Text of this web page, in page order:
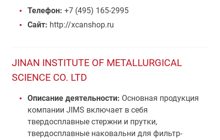
Телефон: +7 (495) 165-2995
Сайт: http://xcanshop.ru
JINAN INSTITUTE OF METALLURGICAL
SCIENCE CO. LTD
Описание деятельности: Основная продукция
компании JIMS включает в себя
твердосплавные стержни и прутки,
твердосплавные наковальни для фильтр-